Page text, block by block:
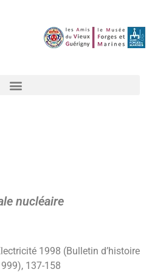
nucléaire
1998 (Bulletin d’histoire
137-158